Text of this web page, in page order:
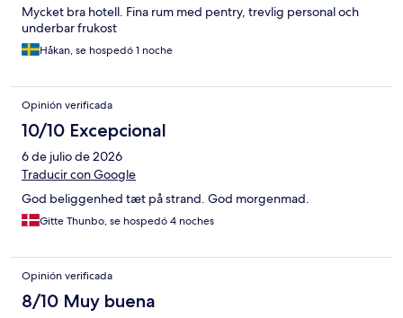
Mycket bra hotell. Fina rum med pentry, trevlig personal och
underbar frukost
Håkan, se hospedó 1 noche
Opinión verificada
10/10 Excepcional
6 de julio de 2026
Traducir con Google
God beliggenhed tæt på strand. God morgenmad.
Gitte Thunbo, se hospedó 4 noches
Opinión verificada
8/10 Muy buena